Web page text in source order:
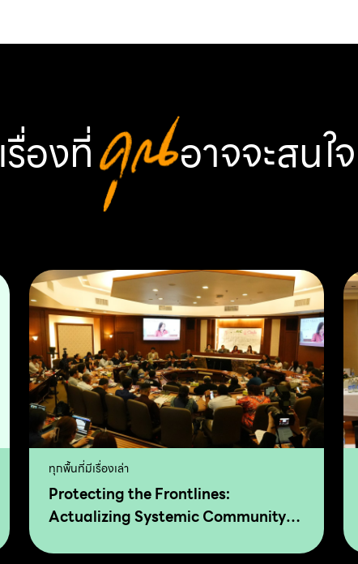
เรื่องที่คุณ อาจจะสนใจ
ทุกพื้นที่มีเรื่องเล่า
Protecting the Frontlines:
Actualizing Systemic Community-